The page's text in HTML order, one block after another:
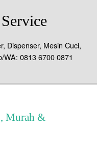
Dispenser, Mesin Cuci,
WA: 0813 6700 0871
Murah &